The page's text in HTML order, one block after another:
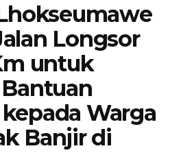
Longsor
untuk
Warga
Banjir di